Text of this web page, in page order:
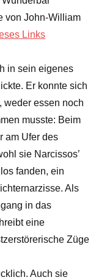
von John-William
Links
in sein eigenes
Er konnte sich
weder essen noch
musste: Beim
am Ufer des
sie Narcissos’
fanden, ein
Als
in das
eine
Züge
Auch sie